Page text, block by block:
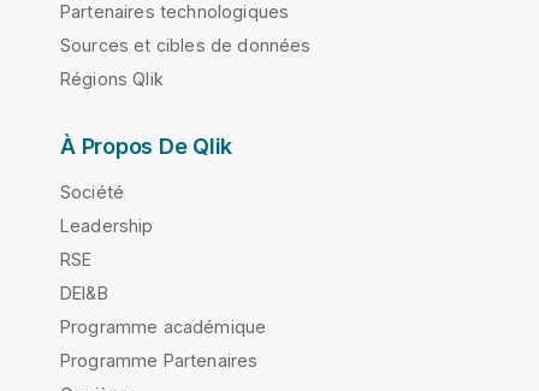
Partenaires technologiques
Sources et cibles de données
Régions Qlik
À Propos De Qlik
Société
Leadership
RSE
DEI&B
Programme académique
Programme Partenaires